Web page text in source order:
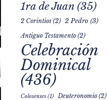
1ra de Juan(35)
2 Corintios(2) 2 Pedro(3)
Antiguo Testamento(2)
Celebración
Dominical
(436)
Colosenses(1) Deuteronomio(2)